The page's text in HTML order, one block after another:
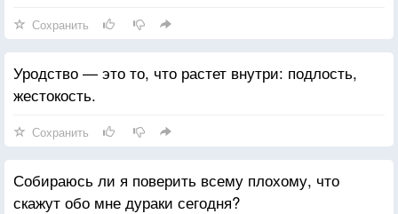
Сохранить
Уродство — это то, что растет внутри: подлость,
жестокость.
Сохранить
Собираюсь ли я поверить всему плохому, что
скажут обо мне дураки сегодня?